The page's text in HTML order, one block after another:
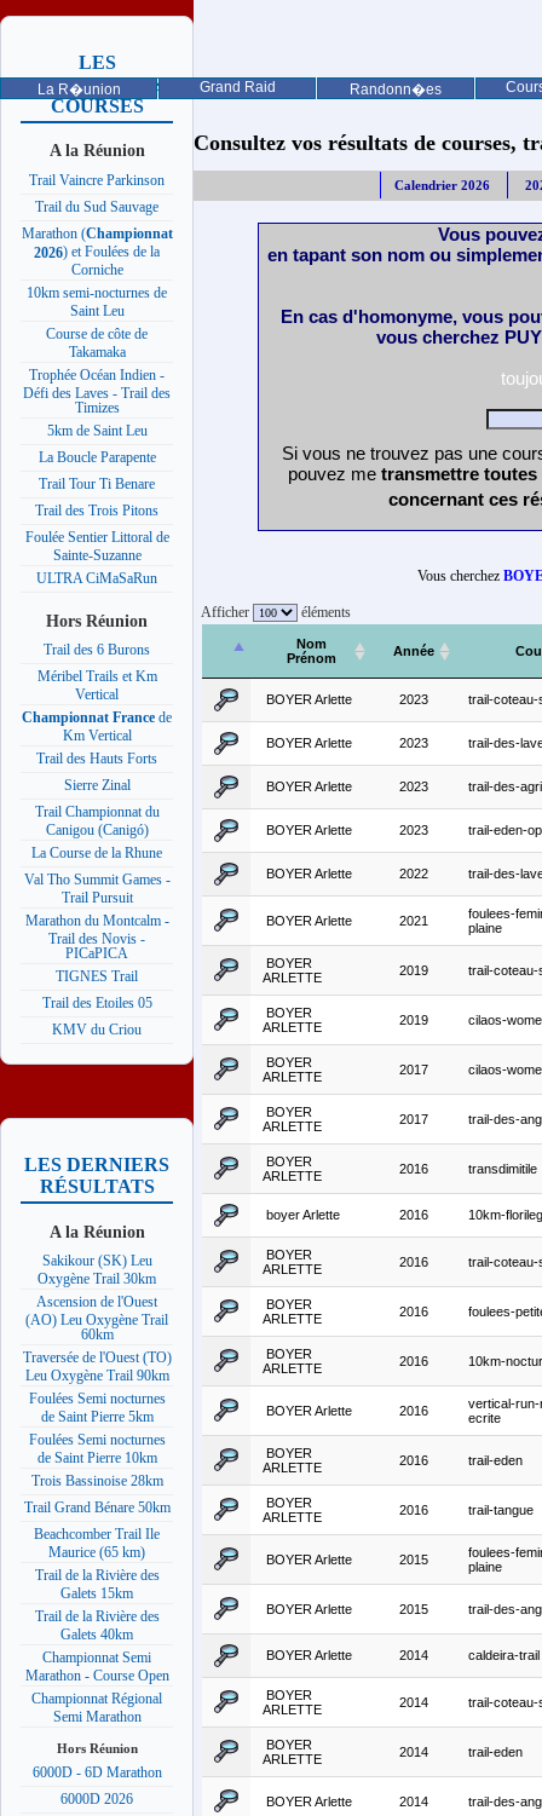
La R�union Grand Raid Randonn�es
LES
PROCHAINES
COURSES
A la Réunion
Trail Vaincre Parkinson
Trail du Sud Sauvage
Marathon (Championnat
2026) et Foulées de la
Corniche
10km semi-nocturnes de
Saint Leu
Course de côte de
Takamaka
Trophée Océan Indien -
Défi des Laves - Trail des
Timizes
5km de Saint Leu
La Boucle Parapente
Trail Tour Ti Benare
Trail des Trois Pitons
Foulée Sentier Littoral de
Sainte-Suzanne
ULTRA CiMaSaRun
Hors Réunion
Trail des 6 Burons
Méribel Trails et Km
Vertical
Championnat France de
Km Vertical
Trail des Hauts Forts
Sierre Zinal
Trail Championnat du
Canigou (Canigó)
La Course de la Rhune
Val Tho Summit Games -
Trail Pursuit
Marathon du Montcalm -
Trail des Novis -
PICaPICA
TIGNES Trail
Trail des Etoiles 05
KMV du Criou
LES DERNIERS
RÉSULTATS
A la Réunion
Sakikour (SK) Leu
Oxygène Trail 30km
Ascension de l'Ouest
(AO) Leu Oxygène Trail
60km
Traversée de l'Ouest (TO)
Leu Oxygène Trail 90km
Foulées Semi nocturnes
de Saint Pierre 5km
Foulées Semi nocturnes
de Saint Pierre 10km
Trois Bassinoise 28km
Trail Grand Bénare 50km
Beachcomber Trail Ile
Maurice (65 km)
Trail de la Rivière des
Galets 15km
Trail de la Rivière des
Galets 40km
Championnat Semi
Marathon - Course Open
Championnat Régional
Semi Marathon
Hors Réunion
6000D - 6D Marathon
6000D 2026
Consultez vos résultats de courses,
Calendrier 2026
Vous
en tapant son nom ou
En cas d'homonyme, vous
vous cherchez
Si vous ne trouvez pas une
pouvez me transmettre
concernant ces
Vous cherchez
Afficher éléments
Nom
Prénom
Année
BOYER Arlette 2023 trail-coteau-
BOYER Arlette 2023 trail-des-
BOYER Arlette 2023 trail-des-
BOYER Arlette 2023 trail-eden-
BOYER Arlette 2022 trail-des-
BOYER Arlette 2021
foulees-
plaine
BOYER
ARLETTE
2019 trail-coteau-
BOYER
ARLETTE
2019 cilaos-
BOYER
ARLETTE
2017 cilaos-
BOYER
ARLETTE
2017 trail-des-
BOYER
ARLETTE
2016 transdimitile
boyer Arlette 2016 10km-
BOYER
ARLETTE
2016 trail-coteau-
BOYER
ARLETTE
2016 foulees-
BOYER
ARLETTE
2016 10km-
BOYER Arlette 2016
vertical-
ecrite
BOYER
ARLETTE
2016 trail-eden
BOYER
ARLETTE
2016 trail-tangue
BOYER Arlette 2015
foulees-
plaine
BOYER Arlette 2015 trail-des-
BOYER Arlette 2014 caldeira-trail
BOYER
ARLETTE
2014 trail-coteau-
BOYER
ARLETTE
2014 trail-eden
BOYER Arlette 2014 trail-des-